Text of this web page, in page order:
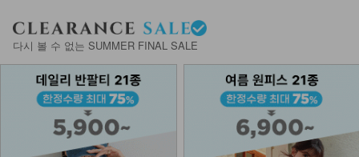
다시 볼 수 없는 SUMMER FINAL SALE